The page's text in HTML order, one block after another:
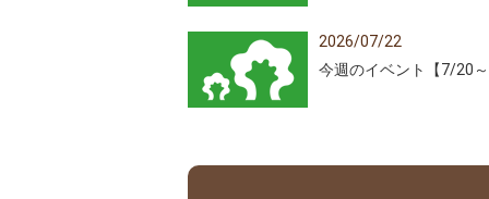
2026/07/22
今週のイベント【7/20～